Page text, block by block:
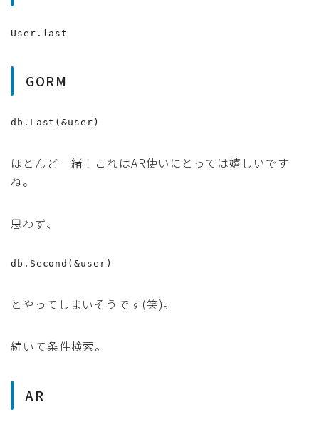
User.last
GORM
db.Last(&user)
ほとんど一緒！これはAR使いにとっては嬉しいです
ね。
思わず、
db.Second(&user)
とやってしまいそうです(笑)。
続いて条件検索。
AR